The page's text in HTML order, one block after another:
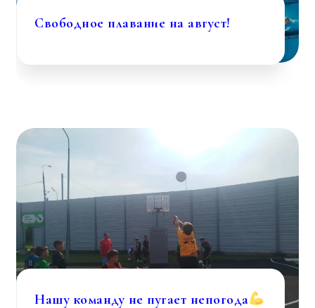
Свободное плавание на август!
Нашу команду не пугает непогода